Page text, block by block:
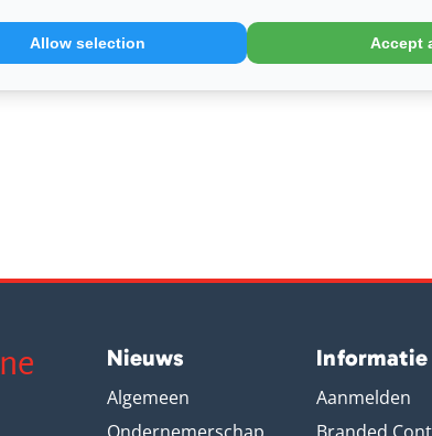
Nieuws
Algemeen
Informatie
Aanmelden
Allow selection Accept